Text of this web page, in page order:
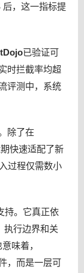
后，这一指标提
已验证可
时拦截率均超
评测中，系统
除了在
快速适配了新
过程仅需数小
持。它真正依
执行边界和关
味着，
，而是一层可